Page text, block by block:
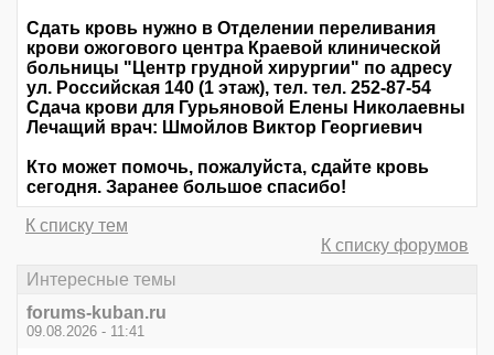
Сдать кровь нужно в Отделении переливания
крови ожогового центра Краевой клинической
больницы "Центр грудной хирургии" по адресу
ул. Российская 140 (1 этаж), тел. тел. 252-87-54
Сдача крови для Гурьяновой Елены Николаевны
Лечащий врач: Шмойлов Виктор Георгиевич
Кто может помочь, пожалуйста, сдайте кровь
сегодня. Заранее большое спасибо!
К списку тем
К списку форумов
Интересные темы
forums-kuban.ru
09.08.2026 - 11:41